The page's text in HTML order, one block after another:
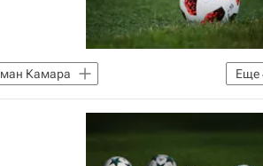
Еще
Камара
Альмерия Сегунда